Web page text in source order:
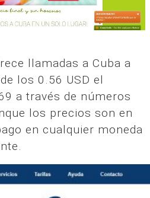
llamadas a Cuba a
los 0.56 USD el
a través de números
los precios son en
en cualquier moneda